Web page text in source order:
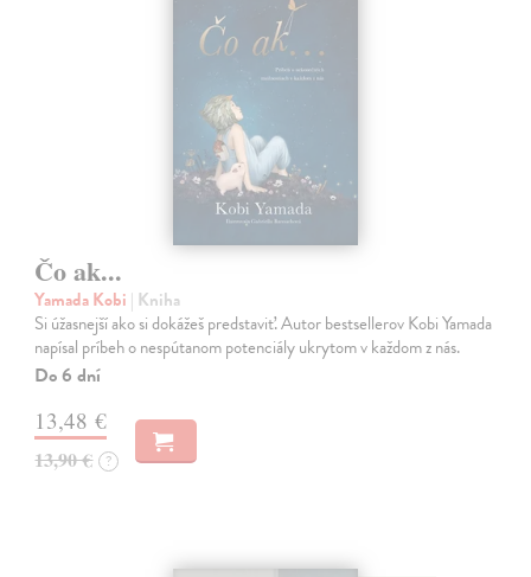
Čo ak...
Yamada Kobi | Kniha
Si úžasnejší ako si dokážeš predstaviť. Autor bestsellerov Kobi Yamada
napísal príbeh o nespútanom potenciály ukrytom v každom z nás.
Do 6 dní
13,48 €
13,90 € ?